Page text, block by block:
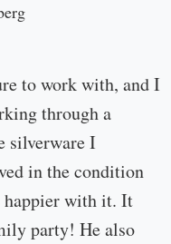
to work with, and I
through a
silverware I
in the condition
happier with it. It
party! He also